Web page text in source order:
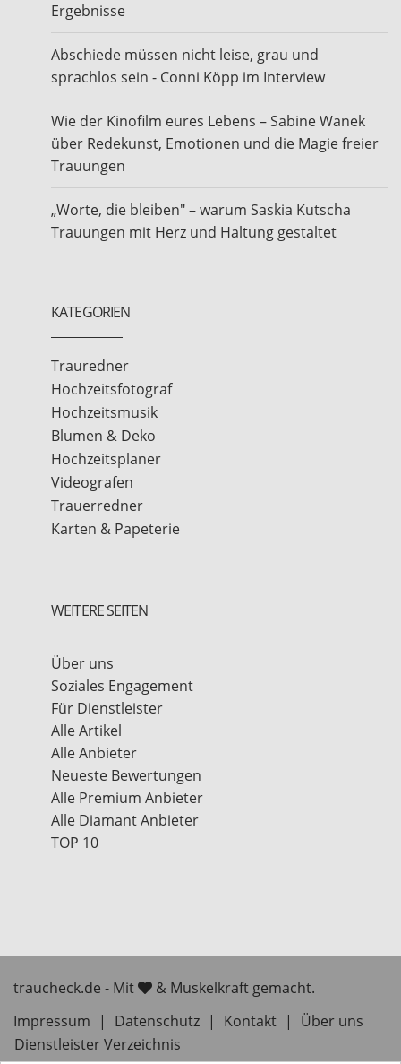
Ergebnisse
Abschiede müssen nicht leise, grau und
sprachlos sein - Conni Köpp im Interview
Wie der Kinofilm eures Lebens – Sabine Wanek
über Redekunst, Emotionen und die Magie freier
Trauungen
„Worte, die bleiben" – warum Saskia Kutscha
Trauungen mit Herz und Haltung gestaltet
KATEGORIEN
Trauredner
Hochzeitsfotograf
Hochzeitsmusik
Blumen & Deko
Hochzeitsplaner
Videografen
Trauerredner
Karten & Papeterie
WEITERE SEITEN
Über uns
Soziales Engagement
Für Dienstleister
Alle Artikel
Alle Anbieter
Neueste Bewertungen
Alle Premium Anbieter
Alle Diamant Anbieter
TOP 10
traucheck.de - Mit
& Muskelkraft gemacht.
Impressum
| Datenschutz | Kontakt |
Über uns
Dienstleister Verzeichnis